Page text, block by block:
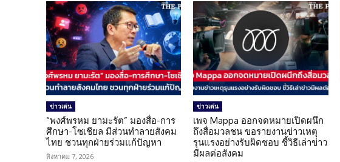
ข่าวเด่น
“พงศ์พรหม ยามะรัต” มองสื่อ-การ
ศึกษา-โซเชียล มีส่วนทำลายสังคม
ไทย ชวนทุกฝ่ายร่วมแก้ปัญหา
สิงหาคม 7, 2026
ข่าวเด่น
เพจ Mappa ออกจดหมายเปิดผนึก
ถึงสื่อมวลชน ขอรายงานข่าวเหตุ
รุนแรงอย่างรับผิดชอบ ชี้วิธีเล่าข่าว
มีผลต่อสังคม